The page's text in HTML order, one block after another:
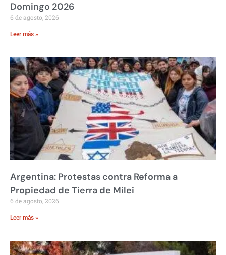
Domingo 2026
6 de agosto, 2026
Leer más »
Argentina: Protestas contra Reforma a
Propiedad de Tierra de Milei
6 de agosto, 2026
Leer más »